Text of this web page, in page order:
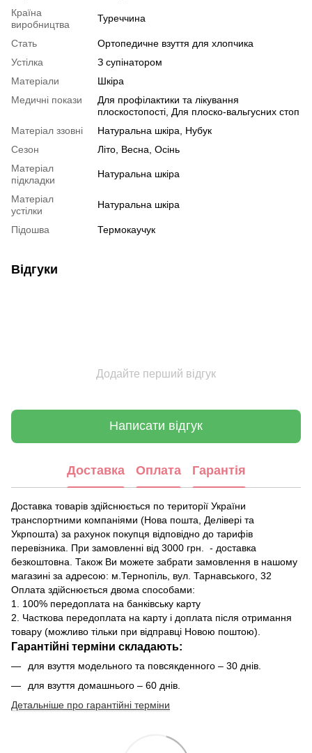
Країна
виробництва
Туреччина
Стать
Ортопедичне взуття для хлопчика
Устілка
З супінатором
Матеріали
Шкіра
Медичні покази
Для профілактики та лікування
плоскостопості, Для плоско-вальгусних стоп
Матеріал ззовні
Натуральна шкіра, Нубук
Сезон
Літо, Весна, Осінь
Матеріал
підкладки
Натуральна шкіра
Матеріал
устілки
Натуральна шкіра
Підошва Термокаучук
Відгуки
Додайте перший відгук
Написати відгук
Доставка Оплата Гарантія
Доставка товарів здійснюється по території України
транспортними компаніями (Нова пошта, Делівері та
Укрпошта) за рахунок покупця відповідно до тарифів
перевізника. При замовленні від 3000 грн. - доставка
безкоштовна. Також Ви можете забрати замовлення в нашому
магазині за адресою: м.Тернопіль, вул. Тарнавського, 32
Оплата здійснюється двома способами:
1. 100% передоплата на банківську карту
2. Часткова передоплата на карту і доплата після отримання
товару (можливо тільки при відправці Новою поштою).
Гарантійні терміни складають:
для взуття модельного та повсякденного – 30 днів.
для взуття домашнього – 60 днів.
Детальніше про гарантійні терміни